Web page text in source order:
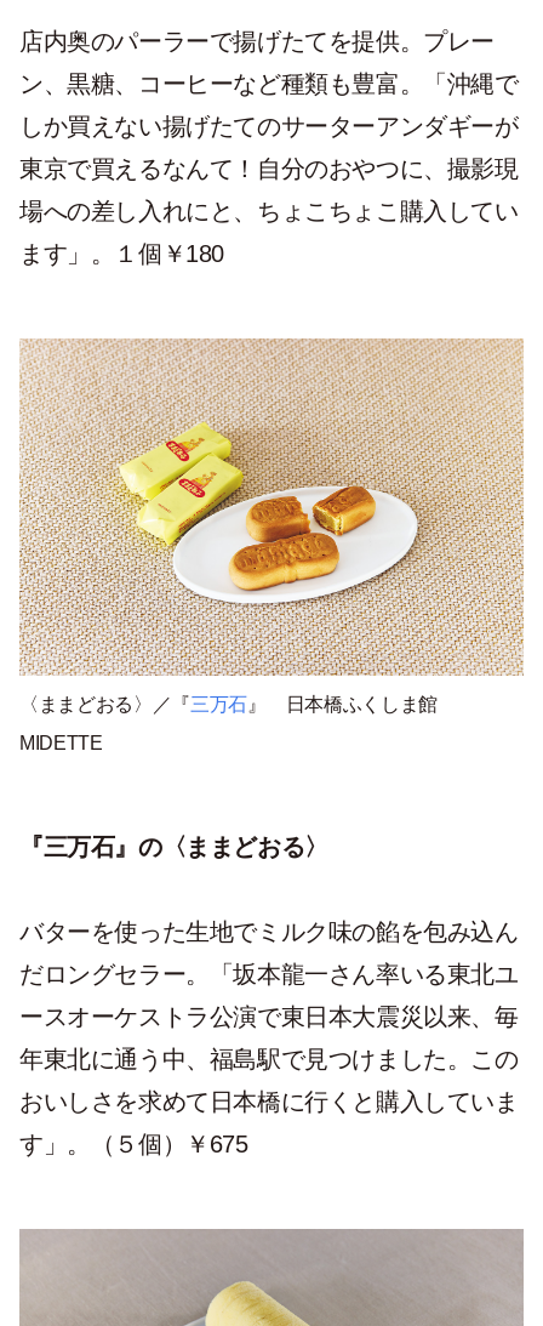
店内奥のパーラーで揚げたてを提供。プレー
ン、黒糖、コーヒーなど種類も豊富。「沖縄で
しか買えない揚げたてのサーターアンダギーが
東京で買えるなんて！自分のおやつに、撮影現
場への差し入れにと、ちょこちょこ購入してい
ます」。１個￥180
〈ままどおる〉／『三万石 』 日本橋ふくしま館
MIDETTE
『三万石』の〈ままどおる〉
バターを使った生地でミルク味の餡を包み込ん
だロングセラー。「坂本龍一さん率いる東北ユ
ースオーケストラ公演で東日本大震災以来、毎
年東北に通う中、福島駅で見つけました。この
おいしさを求めて日本橋に行くと購入していま
す」。（５個）￥675